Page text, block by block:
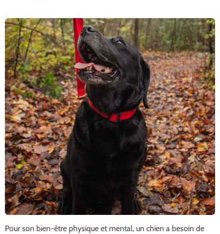
Pour son bien-être physique et mental, un chien a besoin de